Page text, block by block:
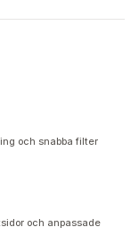
och snabba filter
och anpassade